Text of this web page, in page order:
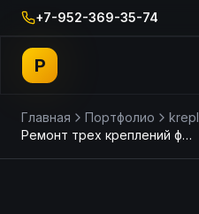
+7-952-369-35-74
P
Главная Портфолио
Ремонт трех креплений фары Volkswagen Touareg 3